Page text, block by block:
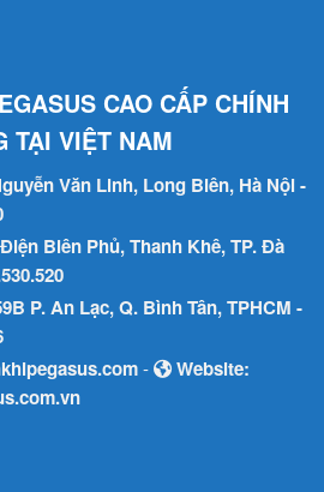
CAO CẤP CHÍNH
TẠI VIỆT NAM
Văn Linh, Long Biên, Hà Nội -
Biên Phủ, Thanh Khê, TP. Đà
P. An Lạc, Q. Bình Tân, TPHCM -
-
Website: